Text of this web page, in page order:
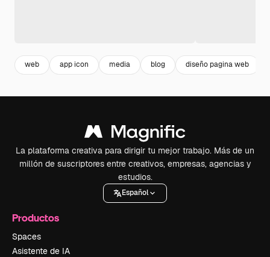
web app icon media blog diseño pagina web
La plataforma creativa para dirigir tu mejor trabajo. Más de un
millón de suscriptores entre creativos, empresas, agencias y
estudios.
Español
Productos
Spaces
Asistente de IA